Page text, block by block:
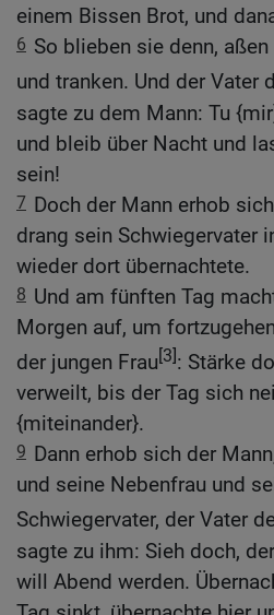
einem Bissen Brot, und
6 So blieben sie denn,
und tranken. Und der Vater
sagte zu dem Mann: Tu
und bleib über Nacht und
sein!
7 Doch der Mann erhob
drang sein Schwiegervater
wieder dort übernachtete.
8 Und am fünften Tag
Morgen auf, um
der jungen Frau[3]: Stärke
verweilt, bis der Tag sich
{miteinander}.
9 Dann erhob sich der
und seine Nebenfrau und
Schwiegervater, der Vater
sagte zu ihm: Sieh doch,
will Abend werden.